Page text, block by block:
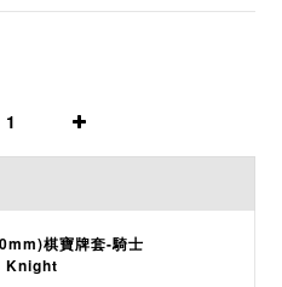
棋寶牌套-騎士
Knight